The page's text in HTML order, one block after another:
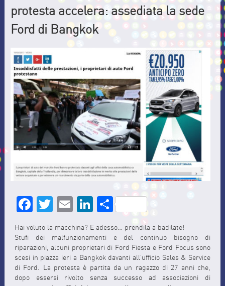
protesta accelera: assediata la sede
Ford di Bangkok
Facebook
Twitter
EmailLinkedIn
Share
Hai voluto la macchina? E adesso… prendila a badilate!
Stufi dei malfunzionamenti e del continuo bisogno di
riparazioni, alcuni proprietari di Ford Fiesta e Ford Focus sono
scesi in piazza ieri a Bangkok davanti all’ufficio Sales & Service
di Ford. La protesta è partita da un ragazzo di 27 anni che,
dopo essersi rivolto senza successo ad associazioni di